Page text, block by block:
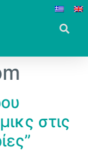
στις